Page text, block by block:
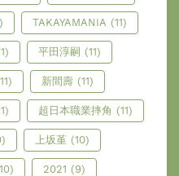
TAKAYAMANIA (11)
平田淳嗣 (11)
新間壽 (11)
超日本職業摔角 (11)
上坂堇 (10)
2021 (9)